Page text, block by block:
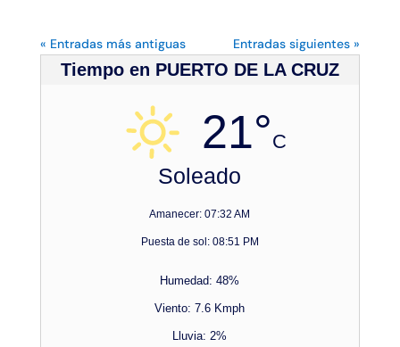
« Entradas más antiguas Entradas siguientes »
Tiempo en PUERTO DE LA CRUZ
21°C
Soleado
Amanecer: 07:32 AM
Puesta de sol: 08:51 PM
Humedad: 48%
Viento: 7.6 Kmph
Lluvia: 2%